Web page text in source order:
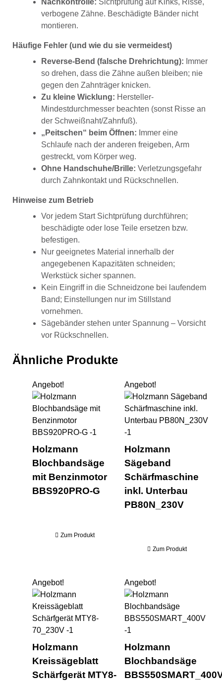
verbogene Zähne. Beschädigte Bänder nicht
montieren.
Häufige Fehler (und wie du sie vermeidest)
Reverse-Bend (falsche Drehrichtung): Immer
so drehen, dass die Zähne außen bleiben; nie
gegen den Zahnträger knicken.
Zu kleine Wicklung: Hersteller-
Mindestdurchmesser beachten (sonst Risse an
der Schweißnaht/Zahnfuß).
„Peitschen“ beim Öffnen: Immer eine
Schlaufe nach der anderen freigeben, Arm
gestreckt, vom Körper weg.
Ohne Handschuhe/Brille: Verletzungsgefahr
durch Zahnkontakt und Rückschnellen.
Hinweise zum Betrieb
Vor jedem Start Sichtprüfung durchführen;
beschädigte oder lose Teile ersetzen bzw.
befestigen.
Nur geeignetes Material innerhalb der
angegebenen Kapazitäten schneiden;
Werkstück sicher spannen.
Kein Eingriff in die Schneidzone bei laufendem
Band; Einstellungen nur im Stillstand
vornehmen.
Sägebänder stehen unter Spannung – Vorsicht
vor Rückschnellen.
Ähnliche Produkte
Angebot!
Holzmann Blochbandsäge
Holzmann
Blochbandsäge
mit Benzinmotor
BBS920PRO-G
Zum Produkt
Angebot!
Holzmann
Sägeband
Schärfmaschine
inkl. Unterbau
PB80N_230V
Zum Produkt
Angebot!
Holzmann Kreissägeblatt
Holzmann
Kreissägeblatt
Schärfgerät MTY8-
Angebot!
Holzmann
Blochbandsäge